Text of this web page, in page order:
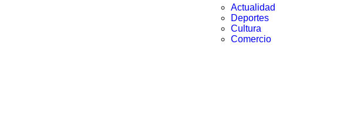
Actualidad
Deportes
Cultura
Comercio